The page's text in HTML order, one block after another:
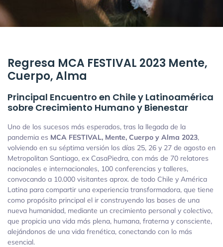
Regresa MCA FESTIVAL 2023 Mente,
Cuerpo, Alma
Principal Encuentro en Chile y Latinoamérica
sobre Crecimiento Humano y Bienestar
Uno de los sucesos más esperados, tras la llegada de la
pandemia es MCA FESTIVAL, Mente, Cuerpo y Alma 2023,
volviendo en su séptima versión los días 25, 26 y 27 de agosto en
Metropolitan Santiago, ex CasaPiedra, con más de 70 relatores
nacionales e internacionales, 100 conferencias y talleres,
convocando a 10.000 visitantes aprox. de todo Chile y América
Latina para compartir una experiencia transformadora, que tiene
como propósito principal el ir construyendo las bases de una
nueva humanidad, mediante un crecimiento personal y colectivo,
que propicia una vida más plena, humana, fraterna y consciente,
alejándonos de una vida frenética, conectando con lo más
esencial.